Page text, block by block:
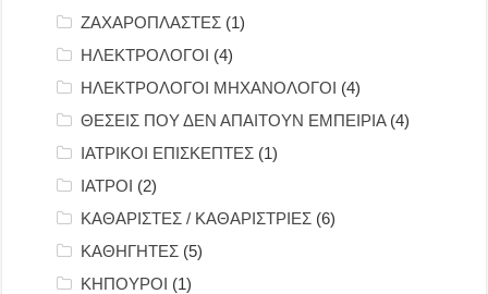
ΖΑΧΑΡΟΠΛΑΣΤΕΣ (1)
ΗΛΕΚΤΡΟΛΟΓΟΙ (4)
ΗΛΕΚΤΡΟΛΟΓΟΙ ΜΗΧΑΝΟΛΟΓΟΙ (4)
ΘΕΣΕΙΣ ΠΟΥ ΔΕΝ ΑΠΑΙΤΟΥΝ ΕΜΠΕΙΡΙΑ(4)
ΙΑΤΡΙΚΟΙ ΕΠΙΣΚΕΠΤΕΣ (1)
ΙΑΤΡΟΙ (2)
ΚΑΘΑΡΙΣΤΕΣ / ΚΑΘΑΡΙΣΤΡΙΕΣ (6)
ΚΑΘΗΓΗΤΕΣ (5)
ΚΗΠΟΥΡΟΙ (1)